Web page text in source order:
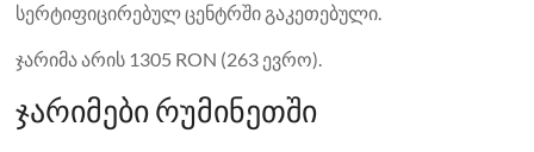
სერტიფიცირებულ ცენტრში გაკეთებული.
ჯარიმა არის 1305 RON (263 ევრო).
ჯარიმები რუმინეთში